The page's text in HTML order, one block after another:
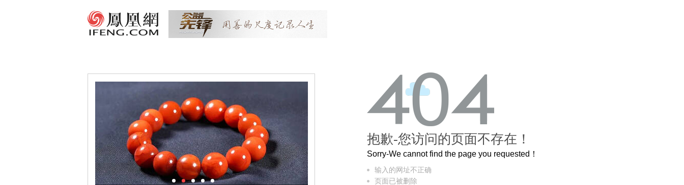
抱歉-您访问的页面不存在！
Sorry-We cannot find the page you requested！
输入的网址不正确
页面已被删除